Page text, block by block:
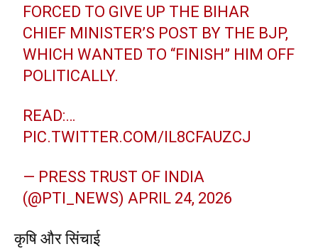
FORCED TO GIVE UP THE BIHAR
CHIEF MINISTER’S POST BY THE BJP,
WHICH WANTED TO “FINISH” HIM OFF
POLITICALLY.
READ:…
PIC.TWITTER.COM/IL8CFAUZCJ
— PRESS TRUST OF INDIA
(@PTI_NEWS)APRIL 24, 2026
कृषि और सिंचाई